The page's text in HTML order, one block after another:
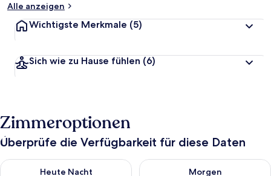
Alle anzeigen
Wichtigste Merkmale (5)
Sich wie zu Hause fühlen (6)
Zimmeroptionen
Überprüfe die Verfügbarkeit für diese Daten
Heute Nacht
Überprüfe die Verfügbarkeit für heute Nacht, Aug. 8 - Aug. 9.
Morgen
Überprüfe die Verfügbarkeit